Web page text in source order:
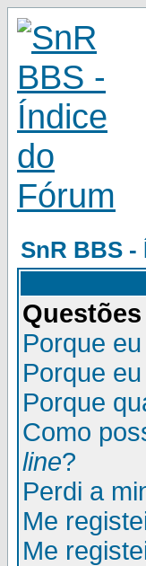
SnR BBS
Porque
Porque
Porque
Como
line?
Perdi a
Me
Me